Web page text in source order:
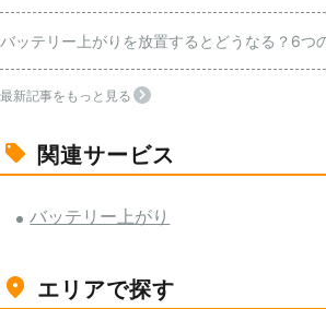
バッテリー上がりを放置するとどうなる？6つ
最新記事をもっと見る
関連サービス
バッテリー上がり
エリアで探す